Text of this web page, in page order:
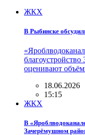
ЖКХ
В Рыбинске
оценивают
18.06.2026
15:15
ЖКХ
В
Зачерёмушном